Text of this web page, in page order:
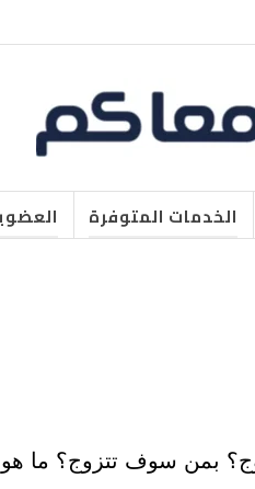
الخدمات المتوفرة
بمن سوف تتزوج؟ ما